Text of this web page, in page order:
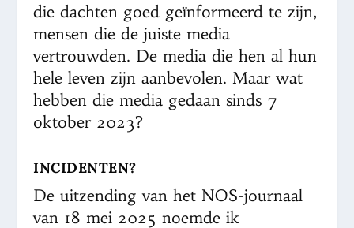
die dachten goed geïnformeerd te zijn,
mensen die de juiste media
vertrouwden. De media die hen al hun
hele leven zijn aanbevolen. Maar wat
hebben die media gedaan sinds 7
oktober 2023?
INCIDENTEN?
De uitzending van het NOS-journaal
van 18 mei 2025 noemde ik